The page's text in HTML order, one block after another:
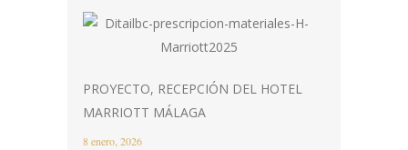
PROYECTO, RECEPCIÓN DEL HOTEL
MARRIOTT MÁLAGA
8 enero, 2026